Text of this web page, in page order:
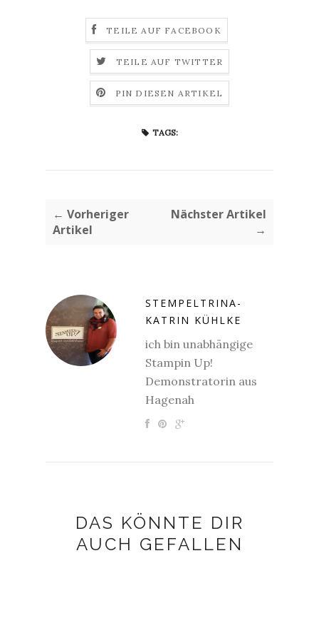
TEILE AUF FACEBOOK
TEILE AUF TWITTER
PIN DIESEN ARTIKEL
TAGS:
← Vorheriger
Artikel
Nächster Artikel
→
STEMPELTRINA-
KATRIN KÜHLKE
ich bin unabhängige
Stampin Up!
Demonstratorin aus
Hagenah
DAS KÖNNTE DIR
AUCH GEFALLEN